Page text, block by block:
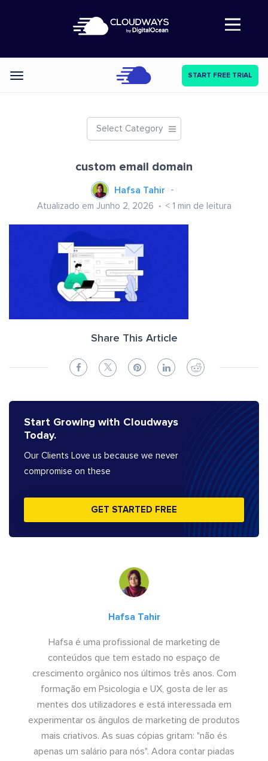
Abre a navegação
Categories START FREE TRIAL
Select Category
custom email domain
Hafsa Tahir
Atualizado em Junho 2, 2026 < 1 min de leitura
Share This Article
Start Growing with Cloudways
Today.
Our Clients Love us because we never
compromise on these
GET STARTED FREE
Hafsa Tahir
Hafsa é uma profissional de marketing de
conteúdos que tem estado no espaço de
crescimento orgânico nos últimos três anos. Com
formação em Psicologia e UX, gosta de ler as
mentes dos utilizadores e está interessada em
experimentar os ângulos de marketing de produtos
mais criativos. As suas cópias gritam: "não és
apenas um salário para nós". Adora contar piadas